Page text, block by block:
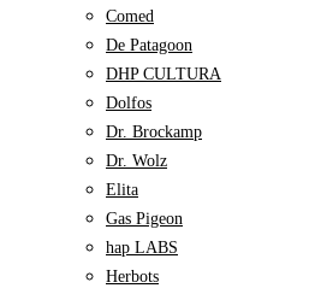
Comed
De Patagoon
DHP CULTURA
Dolfos
Dr. Brockamp
Dr. Wolz
Elita
Gas Pigeon
hap LABS
Herbots